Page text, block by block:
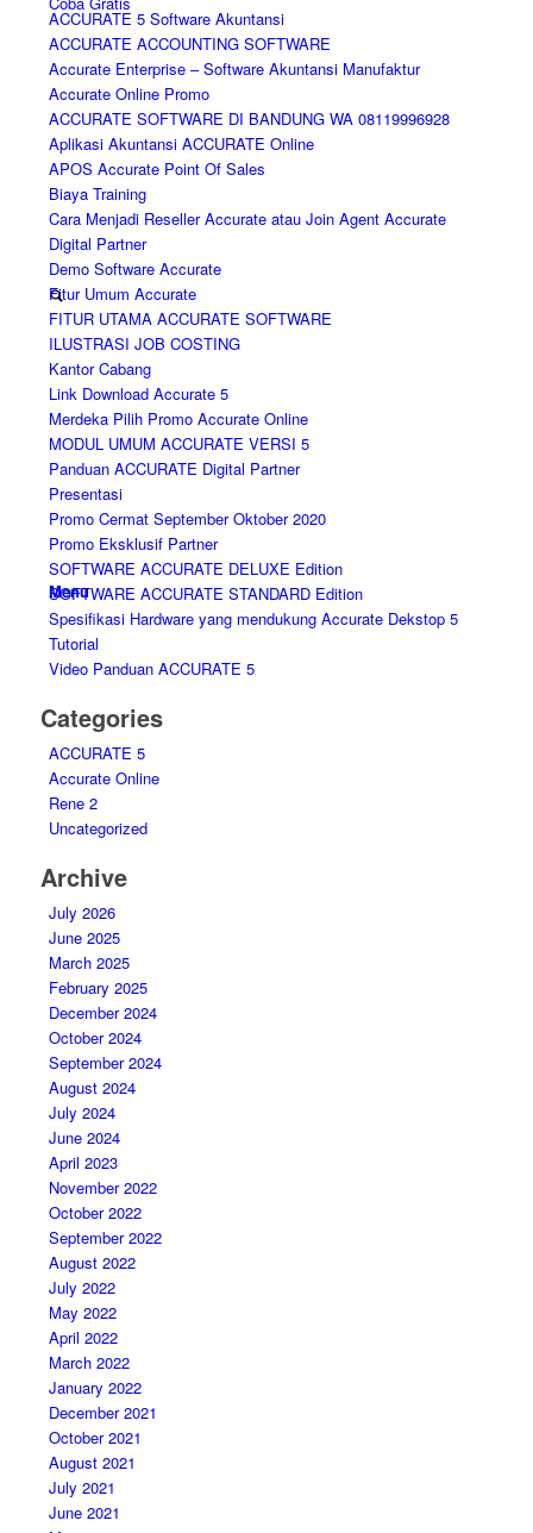
Menu
ACCURATE 5 Software Akuntansi
ACCURATE ACCOUNTING SOFTWARE
Accurate Enterprise – Software Akuntansi Manufaktur
Accurate Online Promo
ACCURATE SOFTWARE DI BANDUNG WA 08119996928
Aplikasi Akuntansi ACCURATE Online
APOS Accurate Point Of Sales
Biaya Training
Cara Menjadi Reseller Accurate atau Join Agent Accurate
Digital Partner
Demo Software Accurate
Fitur Umum Accurate
FITUR UTAMA ACCURATE SOFTWARE
ILUSTRASI JOB COSTING
Kantor Cabang
Link Download Accurate 5
Merdeka Pilih Promo Accurate Online
MODUL UMUM ACCURATE VERSI 5
Panduan ACCURATE Digital Partner
Presentasi
Promo Cermat September Oktober 2020
Promo Eksklusif Partner
SOFTWARE ACCURATE DELUXE Edition
SOFTWARE ACCURATE STANDARD Edition
Spesifikasi Hardware yang mendukung Accurate Dekstop 5
Tutorial
Video Panduan ACCURATE 5
Categories
ACCURATE 5
Accurate Online
Rene 2
Uncategorized
Archive
July 2026
June 2025
March 2025
February 2025
December 2024
October 2024
September 2024
August 2024
July 2024
June 2024
April 2023
November 2022
October 2022
September 2022
August 2022
July 2022
May 2022
April 2022
March 2022
January 2022
December 2021
October 2021
August 2021
July 2021
June 2021